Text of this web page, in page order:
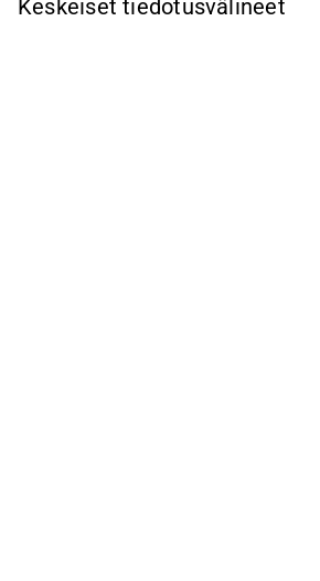
Keskeiset tiedotusvälineet